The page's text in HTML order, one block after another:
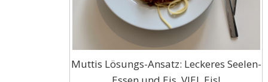
Muttis Lösungs-Ansatz: Leckeres Seelen-